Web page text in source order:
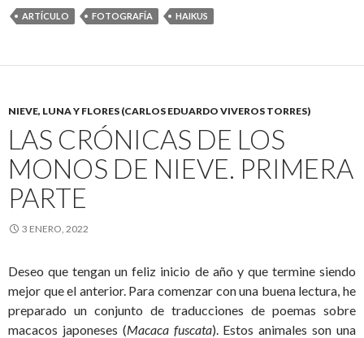
ARTÍCULO FOTOGRAFÍA HAIKUS
NIEVE, LUNA Y FLORES (CARLOS EDUARDO VIVEROS TORRES)
LAS CRÓNICAS DE LOS
MONOS DE NIEVE. PRIMERA
PARTE
3 ENERO, 2022
Deseo que tengan un feliz inicio de año y que termine siendo
mejor que el anterior. Para comenzar con una buena lectura, he
preparado un conjunto de traducciones de poemas sobre
macacos japoneses (Macaca fuscata). Estos animales son una